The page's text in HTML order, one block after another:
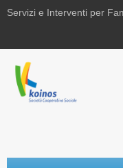
Servizi e Interventi per